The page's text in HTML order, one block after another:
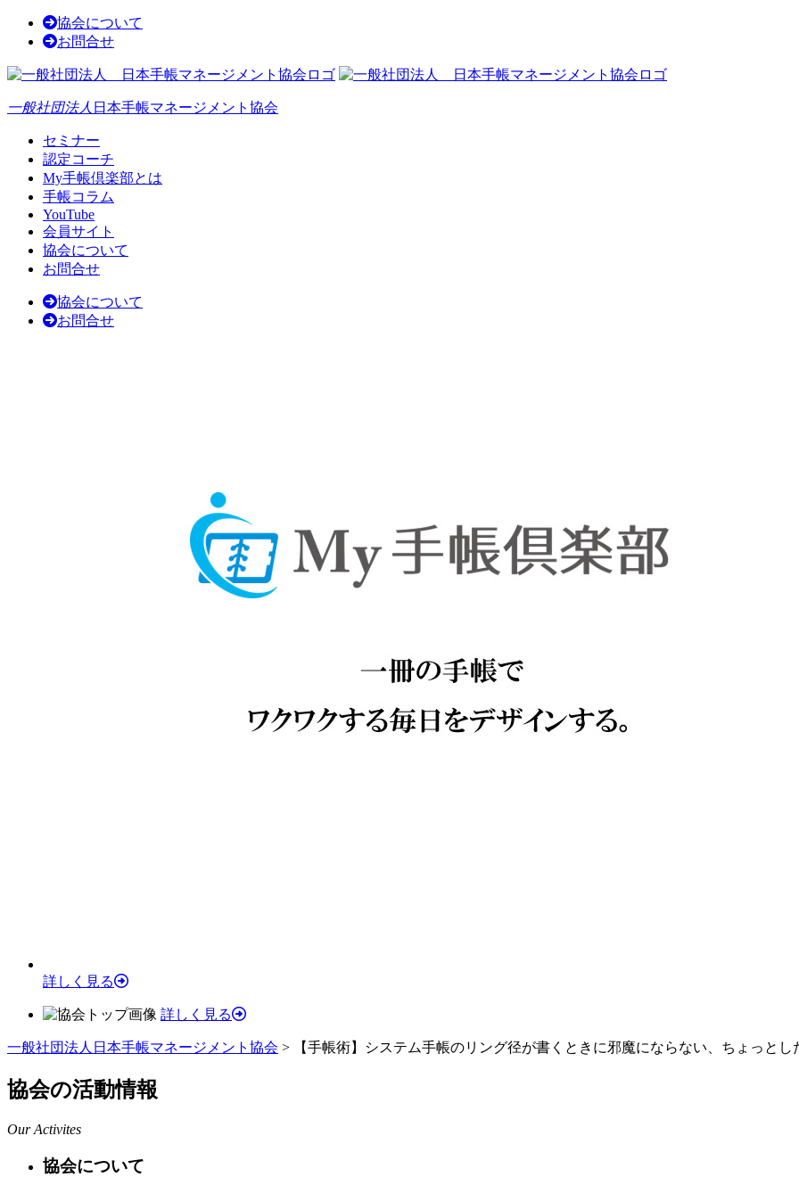
協会について
お問合せ
一般社団法人 日本手帳マネージメント協会
セミナー
認定コーチ
My手帳倶楽部とは
手帳コラム
YouTube
会員サイト
協会について
お問合せ
協会について
お問合せ
詳しく見る
詳しく見る
一般社団法人日本手帳マネージメント協会 > 【手帳術】システム手帳のリング径が書くときに邪魔にならない、ちょっとし
協会の活動情報
Our Activites
協会について